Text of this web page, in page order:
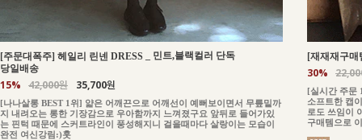
[주문대폭주] 헤일리 린넨 DRESS
민트,블랙컬러 단독
당일배송
15% 42,000원 35,700원
[나나살롱 BEST 1위] 얇은 어깨끈으로 어깨선이 예뻐보이면서 무릎밑까
지 내려오는 롱한 기장감으로 우아함까지 느껴졌구요 앞뒤로 들어가있
는 핀턱 때문에 스커트라인이 풍성해지니 걸을때마다 살랑이는 모습이
완전 여신강림:)훗
[재재재구
30%
[실시간 주문
소프트한 캡
로도 쓰임이
구매템으로